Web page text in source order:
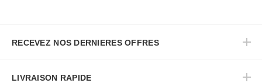
RECEVEZ NOS DERNIERES OFFRES
LIVRAISON RAPIDE